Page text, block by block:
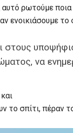
ρωτούμε ποια
ενοικιάσουμε το
να
το σπίτι, πέραν